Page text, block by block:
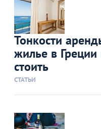
Тонкости
жилье в Греции
стоить
СТАТЬИ